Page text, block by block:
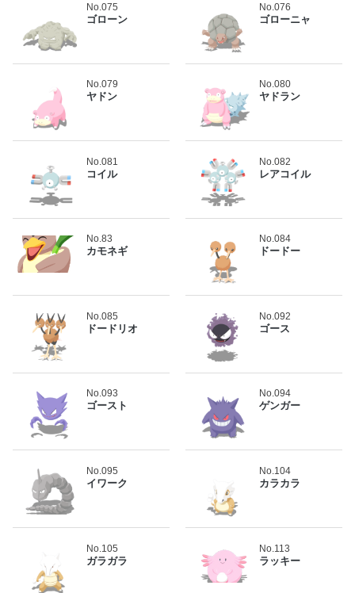
No.075
ゴローン
No.076
ゴローニャ
No.079
ヤドン
No.080
ヤドラン
No.081
コイル
No.082
レアコイル
No.83
カモネギ
No.084
ドードー
No.085
ドードリオ
No.092
ゴース
No.093
ゴースト
No.094
ゲンガー
No.095
イワーク
No.104
カラカラ
No.105
ガラガラ
No.113
ラッキー